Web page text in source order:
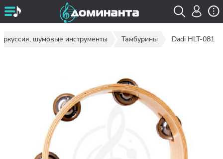
шумовые инструменты Тамбурины Dadi HLT-081